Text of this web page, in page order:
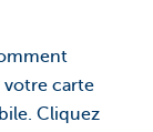
votre carte
Cliquez